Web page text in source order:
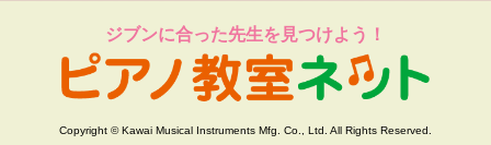
ジブンに合った先生を見つけよう！
Copyright © Kawai Musical Instruments Mfg. Co., Ltd. All Rights Reserved.